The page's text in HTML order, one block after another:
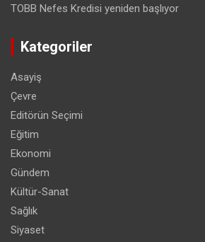
TOBB Nefes Kredisi yeniden başlıyor
Kategoriler
Asayiş
Çevre
Editörün Seçimi
Eğitim
Ekonomi
Gündem
Kültür-Sanat
Sağlık
Siyaset